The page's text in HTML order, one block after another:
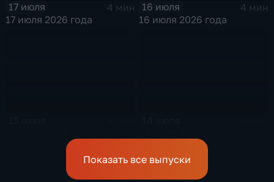
17 июля
4 мин
17 июля 2026 года
16 июля
4 мин
16 июля 2026 года
Показать все выпуски